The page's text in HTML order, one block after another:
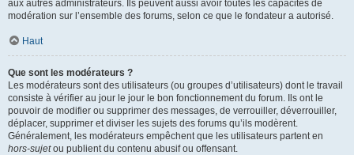
aux autres administrateurs. Ils peuvent aussi avoir toutes les capacités de
modération sur l’ensemble des forums, selon ce que le fondateur a autorisé.
Haut
Que sont les modérateurs ?
Les modérateurs sont des utilisateurs (ou groupes d’utilisateurs) dont le travail
consiste à vérifier au jour le jour le bon fonctionnement du forum. Ils ont le
pouvoir de modifier ou supprimer des messages, de verrouiller, déverrouiller,
déplacer, supprimer et diviser les sujets des forums qu’ils modèrent.
Généralement, les modérateurs empêchent que les utilisateurs partent en
hors-sujetou publient du contenu abusif ou offensant.